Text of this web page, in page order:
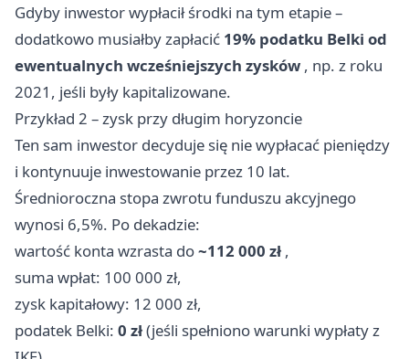
Gdyby inwestor wypłacił środki na tym etapie –
dodatkowo musiałby zapłacić 19% podatku Belki od
ewentualnych wcześniejszych zysków , np. z roku
2021, jeśli były kapitalizowane.
Przykład 2 – zysk przy długim horyzoncie
Ten sam inwestor decyduje się nie wypłacać pieniędzy
i kontynuuje inwestowanie przez 10 lat.
Średnioroczna stopa zwrotu funduszu akcyjnego
wynosi 6,5%. Po dekadzie:
wartość konta wzrasta do~112 000 zł ,
suma wpłat: 100 000 zł,
zysk kapitałowy: 12 000 zł,
podatek Belki: 0 zł(jeśli spełniono warunki wypłaty z